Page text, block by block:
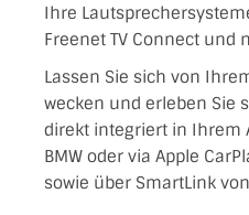
Ihre
Freenet TV Connect und
Lassen Sie sich von
wecken und erleben Sie
direkt integriert in Ihrem
BMW oder via Apple
sowie über SmartLink